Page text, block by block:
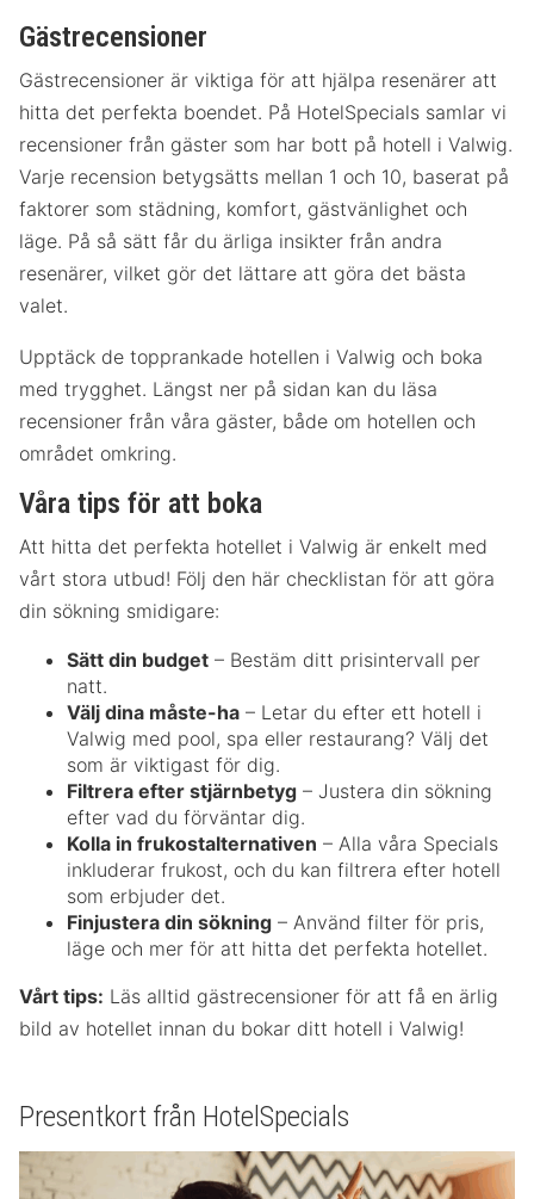
Gästrecensioner
Gästrecensioner är viktiga för att hjälpa resenärer att
hitta det perfekta boendet. På HotelSpecials samlar vi
recensioner från gäster som har bott på hotell i Valwig.
Varje recension betygsätts mellan 1 och 10, baserat på
faktorer som städning, komfort, gästvänlighet och
läge. På så sätt får du ärliga insikter från andra
resenärer, vilket gör det lättare att göra det bästa
valet.
Upptäck de topprankade hotellen i Valwig och boka
med trygghet. Längst ner på sidan kan du läsa
recensioner från våra gäster, både om hotellen och
området omkring.
Våra tips för att boka
Att hitta det perfekta hotellet i Valwig är enkelt med
vårt stora utbud! Följ den här checklistan för att göra
din sökning smidigare:
Sätt din budget – Bestäm ditt prisintervall per
natt.
Välj dina måste-ha – Letar du efter ett hotell i
Valwig med pool, spa eller restaurang? Välj det
som är viktigast för dig.
Filtrera efter stjärnbetyg – Justera din sökning
efter vad du förväntar dig.
Kolla in frukostalternativen – Alla våra Specials
inkluderar frukost, och du kan filtrera efter hotell
som erbjuder det.
Finjustera din sökning – Använd filter för pris,
läge och mer för att hitta det perfekta hotellet.
Vårt tips: Läs alltid gästrecensioner för att få en ärlig
bild av hotellet innan du bokar ditt hotell i Valwig!
Presentkort från HotelSpecials